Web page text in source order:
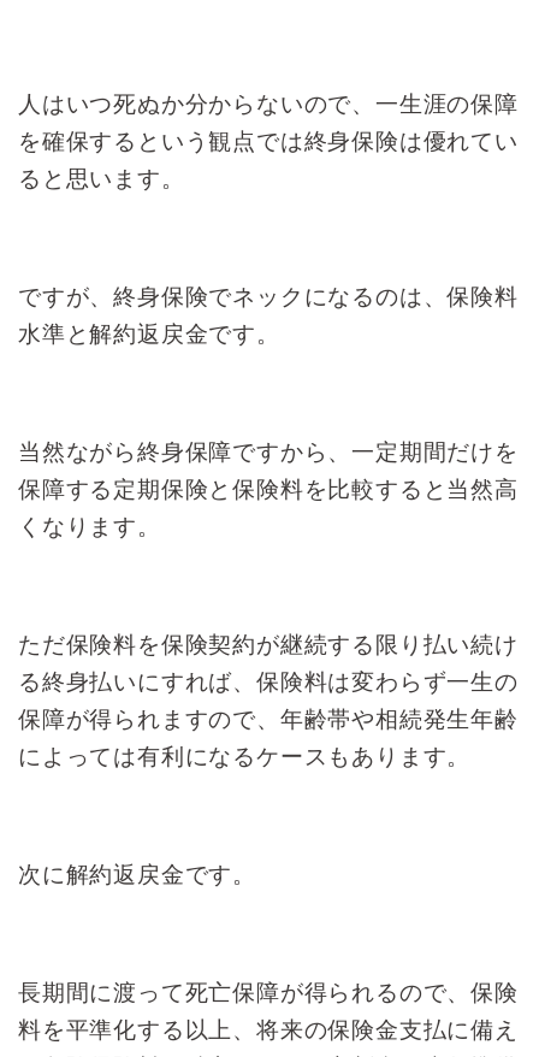
人はいつ死ぬか分からないので、 一生涯の保障
を確保するという観点では終身保険は優れてい
ると 思います。
ですが、終身保険でネックになるのは、保険料
水準と解約返戻金です。
当然ながら終身保障ですから、一定期間だけを
保障する定期保険と保険料を比較すると当然高
くなります。
ただ保険料を保険契約が継続する限り払い続け
る終身払いにすれば、保険料は変わらず一生の
保障が得られますので、 年齢帯や相続発生年齢
によっては有利になるケースもあります。
次に解約返戻金です。
長期間に渡って死亡保障が得られるので、保険
料を平準化する以上、 将来の保険金支払に備え